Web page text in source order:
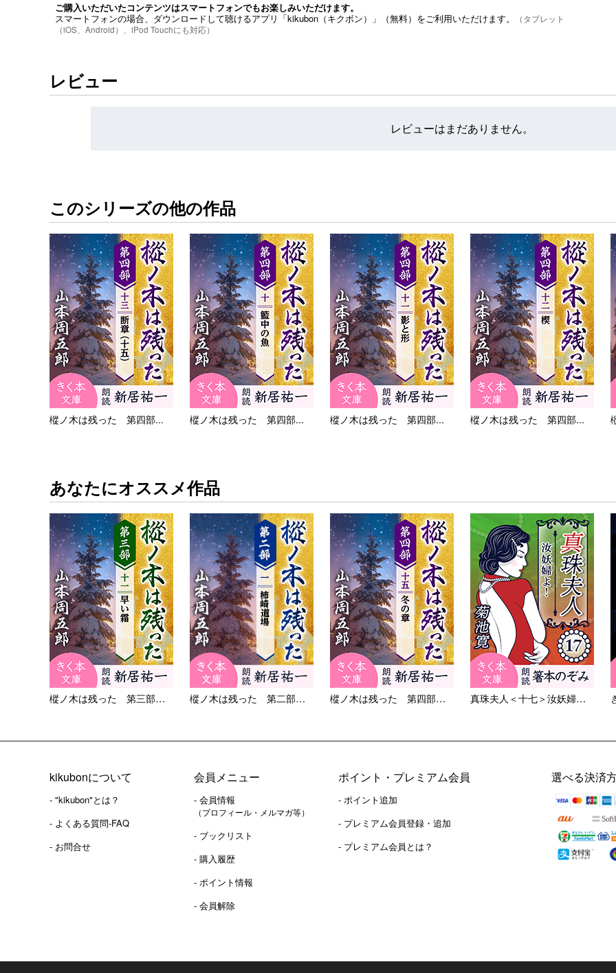
ご購入いただいたコンテンツはスマートフォンでもお楽しみいただけます。
スマートフォンの場合、ダウンロードして聴けるアプリ「kikubon（キクボン）」（無料）をご利用いただけます。
（タブレット
（iOS、Android）、iPod Touchにも対応）
レビュー
レビューはまだありません。
このシリーズの他の作品
樅ノ木は残った 第四部... 樅ノ木は残った 第四部... 樅ノ木は残った 第四部... 樅ノ木は残った 第四部...
あなたにオススメ作品
樅ノ木は残った 第三部 ＜十... 樅ノ木は残った 第二部 ＜一... 樅ノ木は残った 第四部 ＜十... 真珠夫人＜十七＞汝妖婦よ！
kikubonについて
- "kikubon"とは？
- よくある質問-FAQ
- お問合せ
会員メニュー
- 会員情報
（プロフィール・メルマガ等）
- ブックリスト
- 購入履歴
- ポイント情報
- 会員解除
ポイント・プレミアム会員
- ポイント追加
- プレミアム会員登録・追加
- プレミアム会員とは？
選べる決済